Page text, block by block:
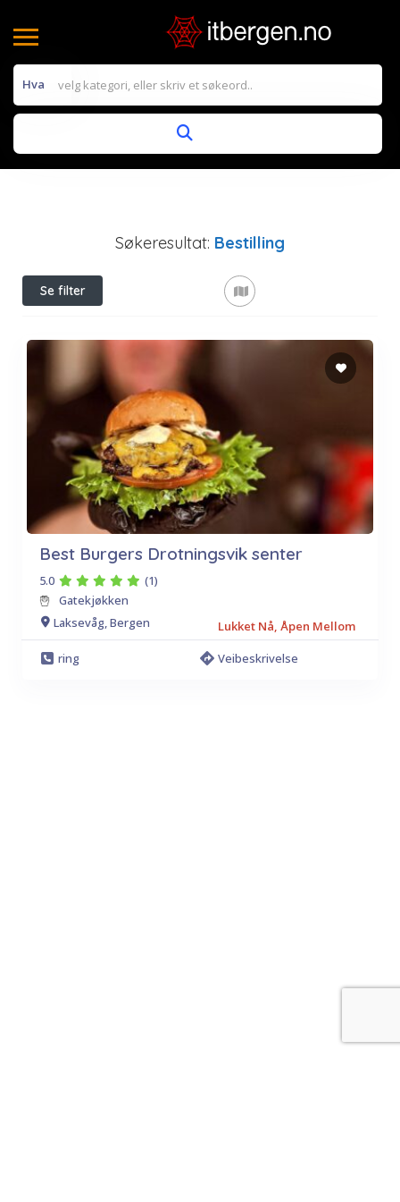
Hva
Søkeresultat: Bestilling
Se filter
Best Burgers Drotningsvik senter
5.0
(1)
Gatekjøkken
Laksevåg, Bergen
Lukket Nå, Åpen Mellom
ring
Veibeskrivelse